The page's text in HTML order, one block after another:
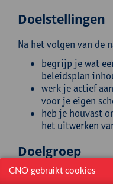
Doelstellingen
Na het volgen van de
begrijp je wat
beleidsplan
werk je actief
voor je eigen
heb je houvast
het uitwerken
Doelgroep
Directies, ICT-
CNO gebruikt cookies